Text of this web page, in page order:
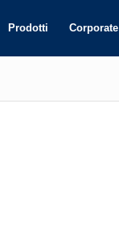
Prodotti Corporate